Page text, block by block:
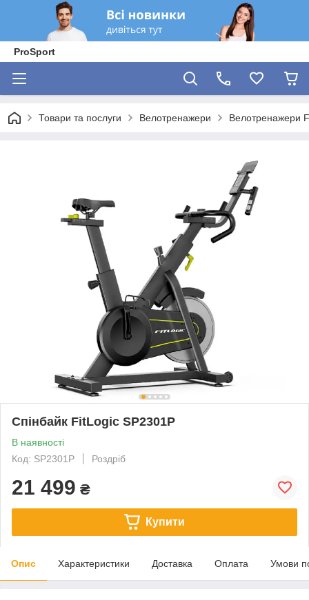
ProSport
Товари та послуги Велотренажери Велотренажери
Спінбайк FitLogic SP2301P
В наявності
Код: SP2301P
Роздріб
21 499 ₴
Купити
Опис Характеристики Доставка Оплата Умови